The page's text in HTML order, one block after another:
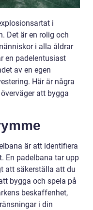
i
Det är en rolig och
i alla åldrar
en padelentusiast
av en egen
Här är några
att bygga
är att identifiera
En padelbana tar upp
att säkerställa att du
bygga och spela på
beskaffenhet,
i din